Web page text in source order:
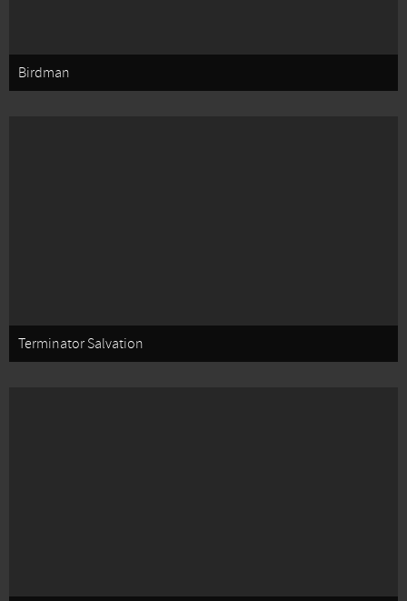
Birdman
Terminator Salvation